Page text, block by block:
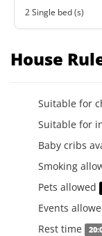
2 Single bed (s)
House
Suitable for
Suitable for
Baby cribs
Smoking
Pets allowed
Events
Rest time